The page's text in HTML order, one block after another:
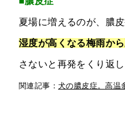
夏場に増えるのが、膿皮
湿度が高くなる梅雨か
さないと再発をくり返
関連記事： 犬の膿皮症。高温